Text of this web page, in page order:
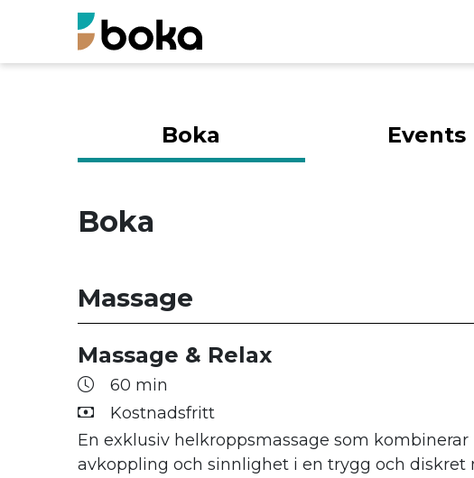
Boka Events
Boka
Massage
Massage & Relax
60 min
Kostnadsfritt
En exklusiv helkroppsmassage som kombinerar
avkoppling och sinnlighet i en trygg och diskret